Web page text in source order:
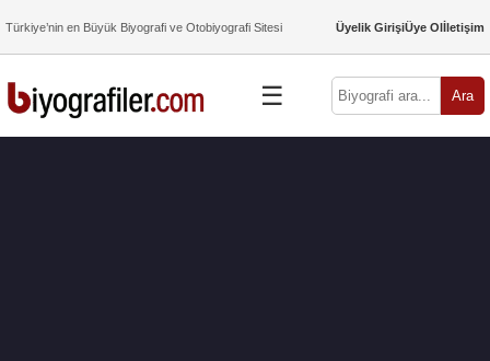
Türkiye’nin en Büyük Biyografi ve Otobiyografi Sitesi Üyelik GirişiÜye Olİletişim
☰ Ara